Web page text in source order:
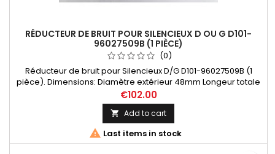
RÉDUCTEUR DE BRUIT POUR SILENCIEUX D OU G D101-
96027509B (1 PIÈCE)
(0)
Réducteur de bruit pour Silencieux D/G D101-96027509B (1
pièce). Dimensions: Diamètre extérieur 48mm Longeur totale
113 mm / tube 100 mm Diamètre passage des gaz 20 mm
€102.00
 Add to cart
 Last items in stock